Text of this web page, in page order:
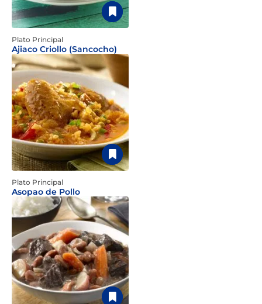
Plato Principal
Ajiaco Criollo (Sancocho)
Plato Principal
Asopao de Pollo